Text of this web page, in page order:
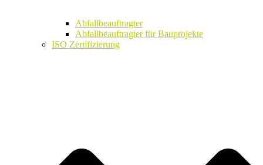
Abfallbeauftragter
Abfallbeauftragter für Bauprojekte
ISO Zertifizierung